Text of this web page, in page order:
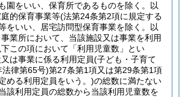
園をいい、保育所であるものを除く。以
庭的保育事業等(法第24条第2項に規定する
をいい、居宅訪問型保育事業を除く。以
業所において、当該施設又は事業を利用
この項において「利用児童数」とい
は事業に係る利用定員(子ども・子育て
律第65号)第27条第1項又は第29条第1項
める利用定員をいう。)の総数に満たない
該利用定員の総数から当該利用児童数を